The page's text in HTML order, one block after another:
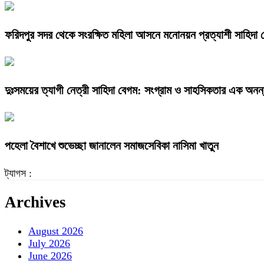
ফরিদপুর সদর থেকে সংরক্ষিত মহিলা আসনে মনোনয়ন প্রত্যাশী সাহিদা
দুঃসময়ের ত্যাগী নেত্রী সাহিদা বেগম: সংগ্রাম ও সাহসিকতার এক
পহেলা বৈশাখে শুভেচ্ছা জানালেন সমাজসেবিকা নাসিমা খাতুন
ট্যাগস :
Archives
August 2026
July 2026
June 2026